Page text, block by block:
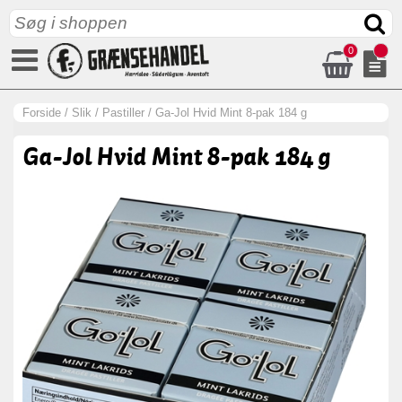
0
Forside / Slik / Pastiller / Ga-Jol Hvid Mint 8-pak 184 g
Ga-Jol Hvid Mint 8-pak 184 g